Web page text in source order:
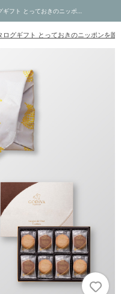
ログギフト とっておきのニッポンを贈